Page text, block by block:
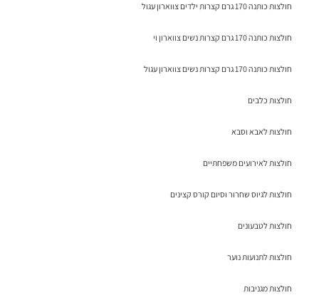
חולצות כותנה 170 גרם קצרות ילדים צווארון עגול
חולצות כותנה 170 גרם קצרות נשים צווארון וי
חולצות כותנה 170 גרם קצרות נשים צווארון עגול
חולצות כלבים
חולצות לאבא וסבא
חולצות לאירועים משפחתיים
חולצות לגיוס שחרור וסיום קורס קצינים
חולצות לטבעונים
חולצות לתנועות נוער
חולצות מגניבות